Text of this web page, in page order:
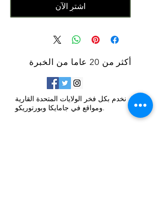
اشترِ الآن
أكثر من 20 عاما من الخبرة
نخدم بكل فخر الولايات المتحدة القارية
ومواقع في جامايكا وبورتوريكو.